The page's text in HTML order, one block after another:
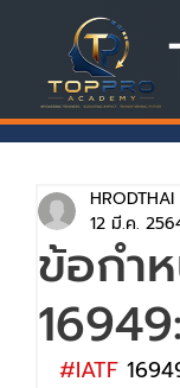
ข้อกำ
HRODTHAI
12 มี.ค.
#IATF